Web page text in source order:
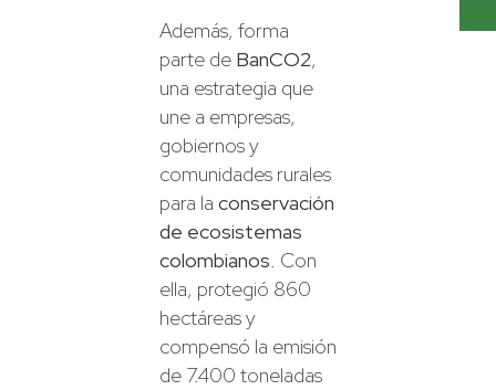
Además, forma
parte de BanCO2,
una estrategia que
une a empresas,
gobiernos y
comunidades rurales
para la conservación
de ecosistemas
colombianos. Con
ella, protegió 860
hectáreas y
compensó la emisión
de 7.400 toneladas